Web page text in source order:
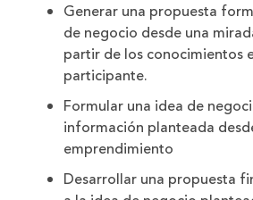
Generar una propuesta
de negocio desde una
partir de los conocimientos
participante.
Formular una idea de
información planteada
emprendimiento
Desarrollar una propuesta